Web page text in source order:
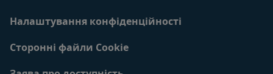
Налаштування конфіденційності
Сторонні файли Cookie